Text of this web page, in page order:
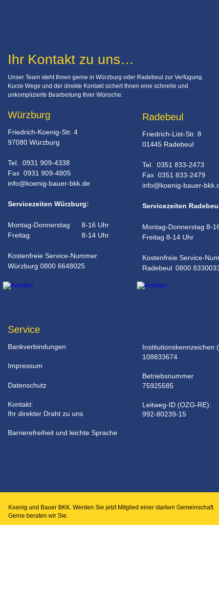
Würzburg
Friedrich-Koenig-Str. 4
97080 Würzburg
Tel.  0931 909-4338
Fax  0931 909-4805
info@koenig-bauer-bkk.de
Servicezeiten Würzburg:
Montag-Donnerstag
8-16 Uhr
Freitag
8-14 Uhr
Kostenfreie Service-Nummer
Würzburg 0800 6648025
Radebeul
Friedrich-List-Str. 8
01445 Radebeul
Tel.  0351 833-2473
Fax  0351 833-2479
info@koenig-bauer-
Servicezeiten
Montag-Donnerstag 8-
Freitag 8-14 Uhr
Kostenfreie Service-
Radebeul 0800
Service
Bankverbindungen
Impressum
Datenschutz
Kontakt:
Ihr direkter Draht zu uns
Barrierefreiheit und leichte Sprache
Ihr Kontakt zu uns…
Unser Team steht Ihnen gerne in Würzburg oder Radebeul zur Verfügung.
Kurze Wege und der direkte Kontakt sichert Ihnen eine schnelle und
unkomplizierte Bearbeitung Ihrer Wünsche.
Koenig und Bauer BKK. Werden Sie jetzt Mitglied einer starken Gemeinschaft.
Gerne beraten wir Sie.
Institutionskennzeichen
108833674
Betriebsnummer
75925585
Leitweg-ID (OZG-RE):
992-80239-15